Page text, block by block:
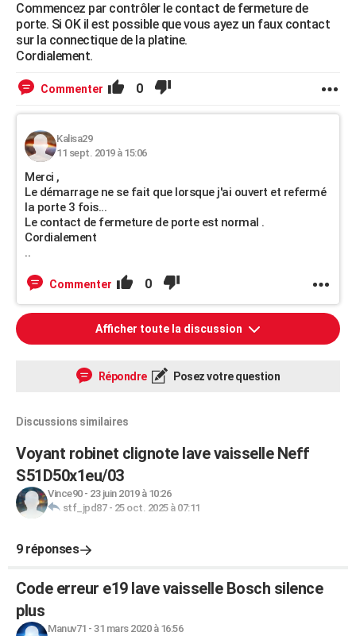
Commencez par contrôler le contact de fermeture de
porte. Si OK il est possible que vous ayez un faux contact
sur la connectique de la platine.
Cordialement.
Commenter 0
Kalisa29
11 sept. 2019 à 15:06
Merci ,
Le démarrage ne se fait que lorsque j'ai ouvert et refermé
la porte 3 fois...
Le contact de fermeture de porte est normal .
Cordialement
..
Commenter 0
Afficher toute la discussion
Répondre Posez votre question
Discussions similaires
Voyant robinet clignote lave vaisselle Neff
S51D50x1eu/03
Vince90- 23 juin 2019 à 10:26
stf_jpd87- 25 oct. 2025 à 07:11
9 réponses
Code erreur e19 lave vaisselle Bosch silence
plus
Manuv71 - 31 mars 2020 à 16:56